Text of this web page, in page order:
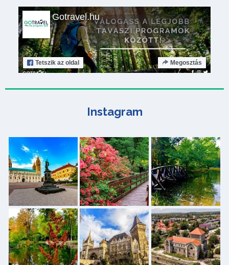
Gotravel.hu
Tetszik az oldal Megosztás
Instagram